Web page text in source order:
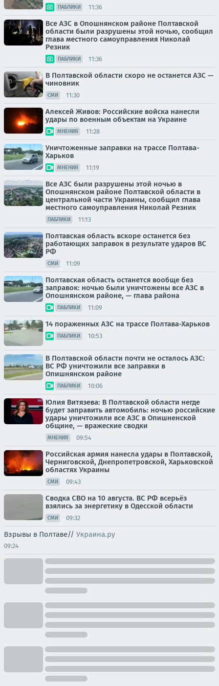
ПАБЛИКИ 11:36
Все АЗС в Опошнянском районе Полтавской
области были разрушены этой ночью, сообщил
глава местного самоуправления Николай
Резник
ПАБЛИКИ 11:36
В Полтавской области скоро не останется АЗС —
чиновник
СМИ 11:30
Алексей Живов: Российские войска нанесли
удары по военным объектам на Украине
МНЕНИЯ 11:28
Уничтоженные заправки на трассе Полтава-
Харьков
МНЕНИЯ 11:19
Все АЗС были разрушены этой ночью в
Опошнянском районе Полтавской области в
центральной части Украины, сообщил глава
местного самоуправления Николай Резник
ПАБЛИКИ 11:13
Полтавская область вскоре останется без
работающих заправок в результате ударов ВС
РФ
СМИ 11:09
Полтавская область останется вообще без
заправок: ночью были уничтожены все АЗС в
Опошнянском районе, — глава района
ПАБЛИКИ 11:09
14 пораженных АЗС на трассе Полтава-Харьков
ПАБЛИКИ 10:53
В Полтавской области почти не осталось АЗС:
ВС РФ уничтожили все заправки в
Опишнянском районе
ПАБЛИКИ 10:06
Юлия Витязева: В Полтавской области негде
будет заправить автомобиль: ночью российские
удары уничтожили все АЗС в Опишненской
общине, — вражеские сводки
МНЕНИЯ 09:54
Российская армия нанесла удары в Полтавской,
Черниговской, Днепропетровской, Харьковской
областях Украины
СМИ 09:43
Сводка СВО на 10 августа. ВС РФ всерьёз
взялись за энергетику в Одесской области
СМИ 09:32
Взрывы в Полтаве// Украина.ру
09:24